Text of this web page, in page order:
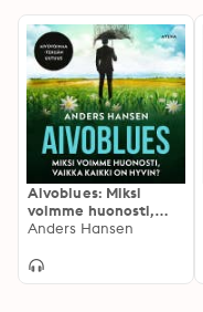
Aivoblues: Miksi
voimme huonosti,
vaikka kaikki on hyvin
Anders Hansen